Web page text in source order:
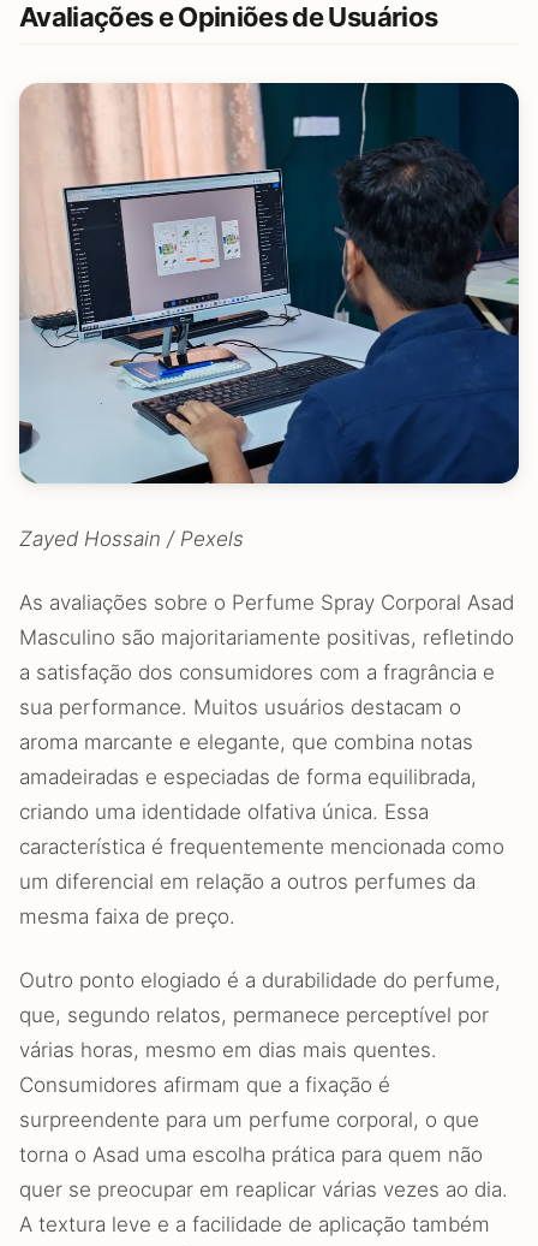
Avaliações e Opiniões de Usuários
Zayed Hossain / Pexels
As avaliações sobre o Perfume Spray Corporal Asad
Masculino são majoritariamente positivas, refletindo
a satisfação dos consumidores com a fragrância e
sua performance. Muitos usuários destacam o
aroma marcante e elegante, que combina notas
amadeiradas e especiadas de forma equilibrada,
criando uma identidade olfativa única. Essa
característica é frequentemente mencionada como
um diferencial em relação a outros perfumes da
mesma faixa de preço.
Outro ponto elogiado é a durabilidade do perfume,
que, segundo relatos, permanece perceptível por
várias horas, mesmo em dias mais quentes.
Consumidores afirmam que a fixação é
surpreendente para um perfume corporal, o que
torna o Asad uma escolha prática para quem não
quer se preocupar em reaplicar várias vezes ao dia.
A textura leve e a facilidade de aplicação também